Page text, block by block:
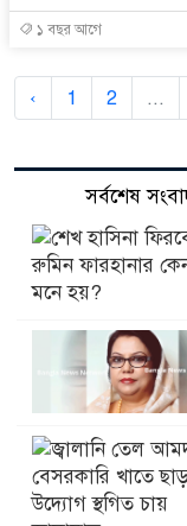
১ বছর আগে
‹ 1 2 ...
সর্বশেষ